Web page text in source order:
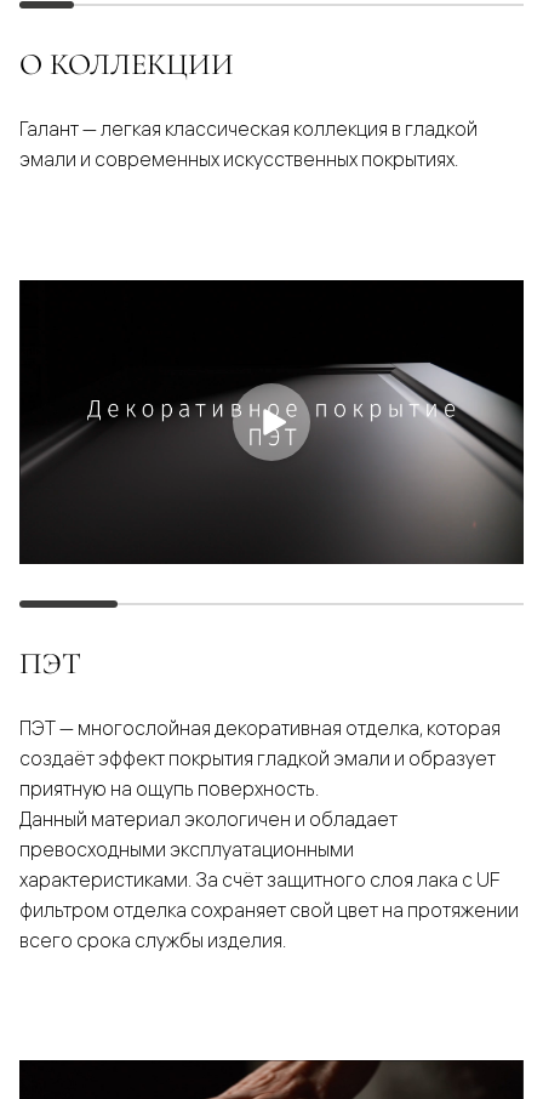
О КОЛЛЕКЦИИ
Галант — легкая классическая коллекция в гладкой
эмали и современных искусственных покрытиях.
ПЭТ
ПЭТ — многослойная декоративная отделка, которая
создаёт эффект покрытия гладкой эмали и образует
приятную на ощупь поверхность.
Данный материал экологичен и обладает
превосходными эксплуатационными
характеристиками. За счёт защитного слоя лака с UF
фильтром отделка сохраняет свой цвет на протяжении
всего срока службы изделия.